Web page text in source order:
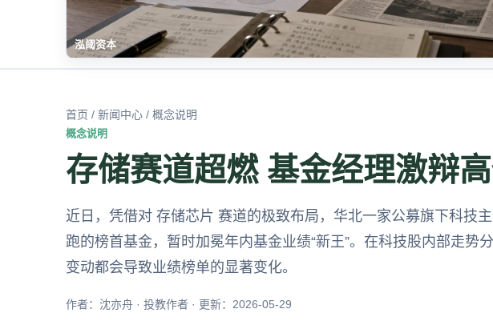
泓阈资本
首页 / 新闻中心 / 概念说明
概念说明
存储赛道超燃 基金经理激辩
近日，凭借对 存储芯片 赛道的极致布局，华北一家公募旗下科技
跑的榜首基金，暂时加冕年内基金业绩“新王”。在科技股内部走势
变动都会导致业绩榜单的显著变化。
作者：沈亦舟 · 投教作者 · 更新：2026-05-29